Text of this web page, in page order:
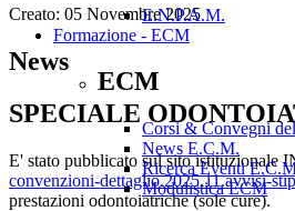
E.N.P.A.M.
Formazione - ECM
ECM
Corsi & Convegni
News E.C.M.
Ricerca Eventi
Modulistica ECM
Creato: 05 Novembre 2025
News
SPECIALE
E' stato pubblicato sul sito istituzionale
convenzioni-dettaglio.2025.11.avvisi-
prestazioni odontoiatriche (sole cure).